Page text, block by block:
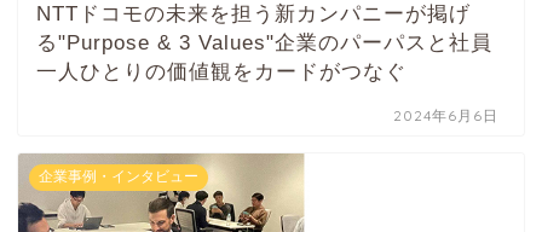
NTTドコモの未来を担う新カンパニーが掲げ
る"Purpose & 3 Values"企業のパーパスと社員
一人ひとりの価値観をカードがつなぐ
2024年6月6日
企業事例・インタビュー